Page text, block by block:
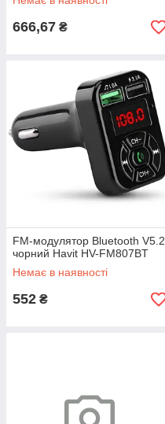
666,67 ₴
FM-модулятор Bluetooth V5.2
чорний Havit HV-FM807BT
Немає в наявності
552 ₴